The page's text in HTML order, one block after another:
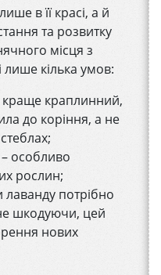
в її красі, а й
та розвитку
місця з
лише кілька умов:
краплинний,
до коріння, а не
особливо
рослин;
лаванду потрібно
шкодуючи, цей
нових